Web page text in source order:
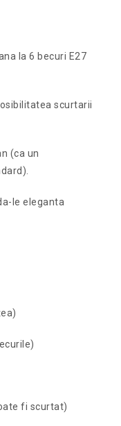
la 6 becuri E27
scurtarii
(ca un
le eleganta
fi scurtat)